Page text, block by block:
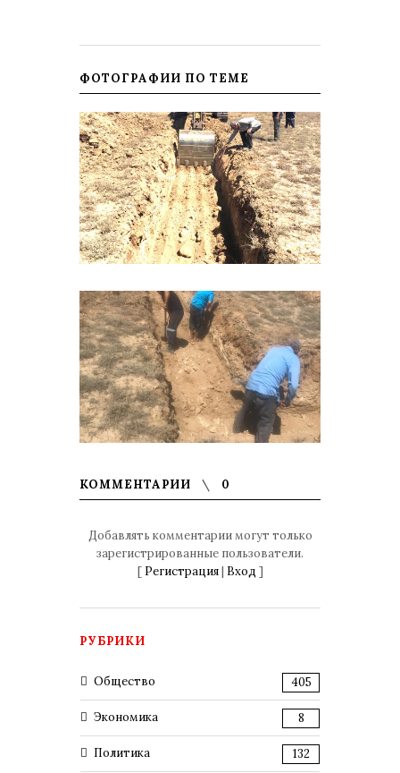
ФОТОГРАФИИ ПО ТЕМЕ
КОММЕНТАРИИ 0
Добавлять комментарии могут только
зарегистрированные пользователи.
[ Регистрация| Вход ]
РУБРИКИ
Общество 405
Экономика 8
Политика 132